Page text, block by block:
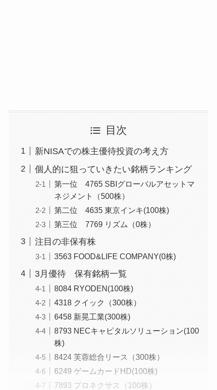
目次
新NISAでの株主優待投資の考え方
個人的に狙っていきたい銘柄ランキング
第一位 4765 SBIグローバルアセットマ
ネジメント（500株）
第二位 4635 東京インキ(100株)
第三位 7769 リズム（0株）
注目の非保有株
3563 FOOD&LIFE COMPANY(0株)
3月優待 保有銘柄一覧
8084 RYODEN(100株)
4318 クイック（300株）
6458 新晃工業(300株)
8793 NECキャピタルソリューション(100
株)
8424 芙蓉総合リース（300株）
6249 ゲームカードHD(100株)
7893 プロネクサス（100株）